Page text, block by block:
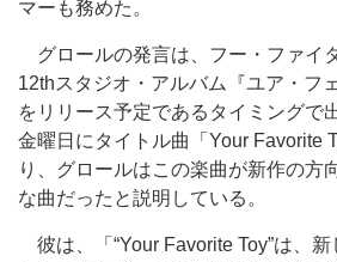
マーも務めた。
グロールの発言は、フー・ファイ
12thスタジオ・アルバム『ユア・フ
をリリース予定であるタイミングで
金曜日にタイトル曲「Your Favorite
り、グロールはこの楽曲が新作の方
な曲だったと説明している。
彼は、「“Your Favorite Toy”は、